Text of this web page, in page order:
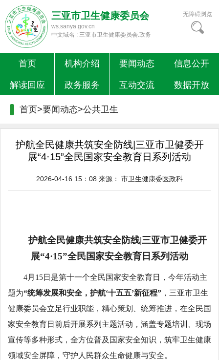
三亚市卫生健康委员会
ws.sanya.gov.cn
中文域名 : 三亚市卫生健康委员会.政务
无障碍浏览
首页 机构介绍 要闻动态 信息公开
解读回应 政务服务 互动交流 数据开放
首页>要闻动态>公共卫生
护航全民健康共筑安全防线|三亚市卫健委开
展“4·15”全民国家安全教育日系列活动
2026-04-16 15：08 来源： 市卫生健康委医政科
护航全民健康共筑安全防线|三亚市卫健委开
展“4·15”全民国家安全教育日系列活动
4月15日是第十一个全民国家安全教育日，今年活动主
题为“统筹发展和安全，护航‘十五五’新征程” ，三亚市卫生
健康委员会立足行业职能，精心策划、统筹推进，在全民国
家安全教育日前后开展系列主题活动，涵盖专题培训、现场
宣传等多种形式，全方位普及国家安全知识，筑牢卫生健康
领域安全屏障，守护人民群众生命健康与安全。